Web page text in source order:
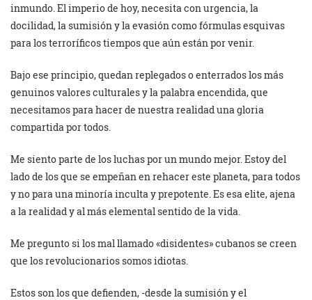
inmundo. El imperio de hoy, necesita con urgencia, la
docilidad, la sumisión y la evasión como fórmulas esquivas
para los terroríficos tiempos que aún están por venir.
Bajo ese principio, quedan replegados o enterrados los más
genuinos valores culturales y la palabra encendida, que
necesitamos para hacer de nuestra realidad una gloria
compartida por todos.
Me siento parte de los luchas por un mundo mejor. Estoy del
lado de los que se empeñan en rehacer este planeta, para todos
y no para una minoría inculta y prepotente. Es esa elite, ajena
a la realidad y al más elemental sentido de la vida.
Me pregunto si los mal llamado «disidentes» cubanos se creen
que los revolucionarios somos idiotas.
Estos son los que defienden, -desde la sumisión y el